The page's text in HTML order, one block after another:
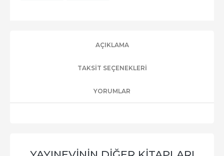
AÇIKLAMA
TAKSIT SEÇENEKLERI
YORUMLAR